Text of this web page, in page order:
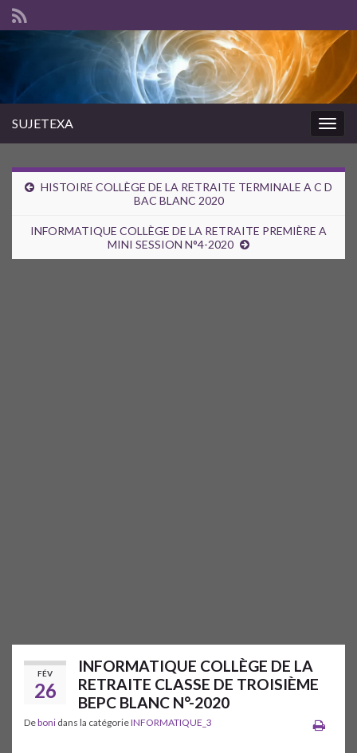
SUJETEXA
HISTOIRE COLLÈGE DE LA RETRAITE TERMINALE A C D
BAC BLANC 2020
INFORMATIQUE COLLÈGE DE LA RETRAITE PREMIÈRE A
MINI SESSION N°4-2020
FÉV
26
INFORMATIQUE COLLÈGE DE LA
RETRAITE CLASSE DE TROISIÈME
BEPC BLANC N°-2020
Deboni dans la catégorieINFORMATIQUE_3